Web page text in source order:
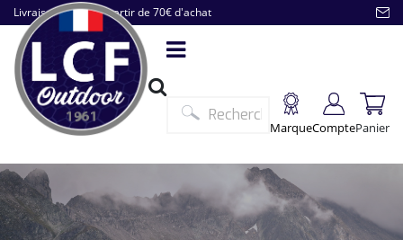
Livraison offerte à partir de 70€ d'achat
MarqueComptePanier